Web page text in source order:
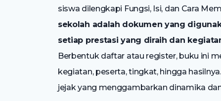
siswa dilengkapi Fungsi, Isi, dan Cara
sekolah adalah dokumen yang
setiap prestasi yang diraih dan
Berbentuk daftar atau register, buku ini
kegiatan, peserta, tingkat, hingga
jejak yang menggambarkan dinamika